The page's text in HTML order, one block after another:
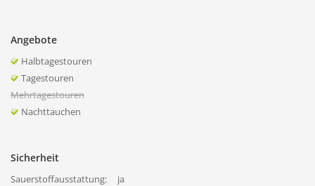
Angebote
Halbtagestouren
Tagestouren
Mehrtagestouren
Nachttauchen
Sicherheit
Sauerstoffausstattung:
ja